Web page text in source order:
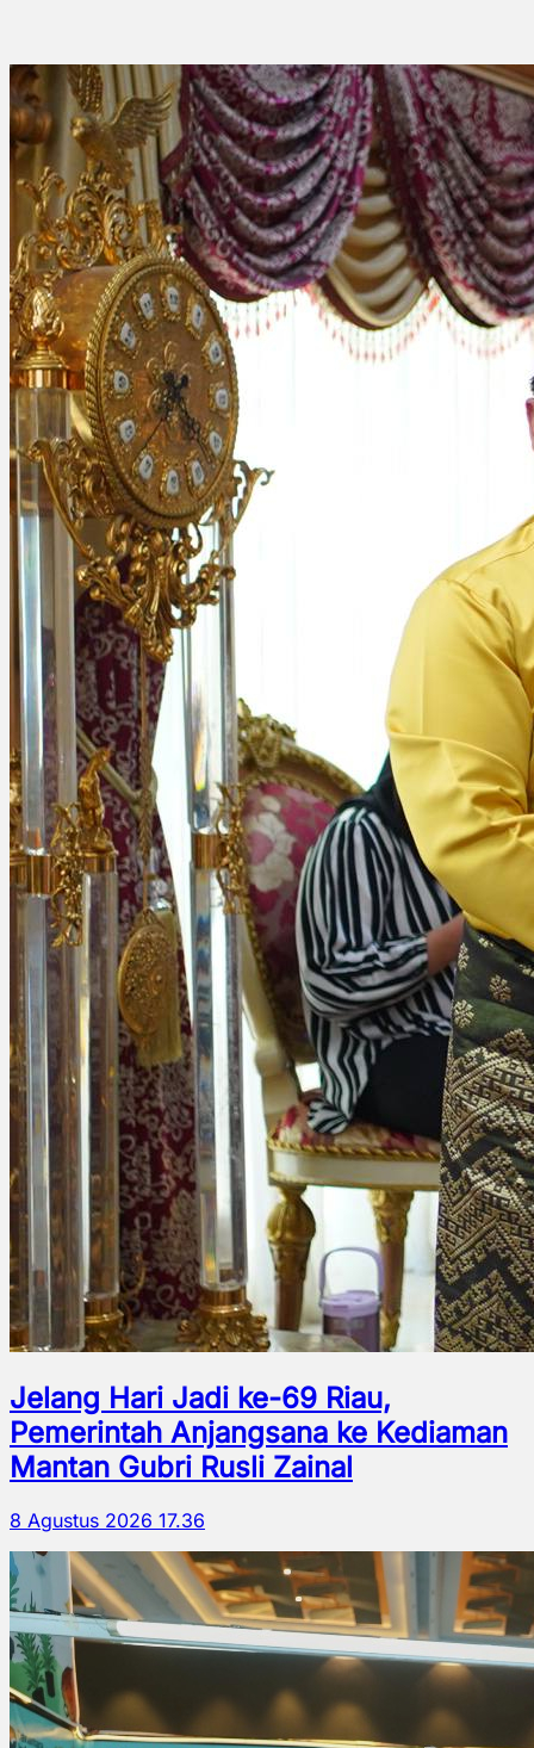
Jelang Hari Jadi ke-69 Riau,
Pemerintah Anjangsana ke Kediaman
Mantan Gubri Rusli Zainal
8 Agustus 2026 17.36